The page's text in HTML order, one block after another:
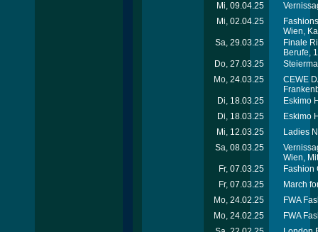
Mi, 09.04.25
Mi, 02.04.25
Wien,
Sa, 29.03.25
Finale
Berufe,
Do, 27.03.25
Mo, 24.03.25
CEWE
Di, 18.03.25
Eskimo
Di, 18.03.25
Eskimo
Mi, 12.03.25
Ladies
Sa, 08.03.25
Wien,
Fr, 07.03.25
Fashion
Fr, 07.03.25
March
Mo, 24.02.25
FWA
Mo, 24.02.25
FWA